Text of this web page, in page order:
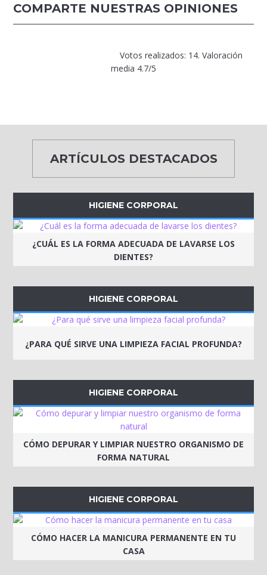
COMPARTE NUESTRAS OPINIONES
Votos realizados: 14. Valoración
media 4.7/5
ARTÍCULOS DESTACADOS
HIGIENE CORPORAL
¿CUÁL ES LA FORMA ADECUADA DE LAVARSE LOS
DIENTES?
HIGIENE CORPORAL
¿PARA QUÉ SIRVE UNA LIMPIEZA FACIAL PROFUNDA?
HIGIENE CORPORAL
CÓMO DEPURAR Y LIMPIAR NUESTRO ORGANISMO DE
FORMA NATURAL
HIGIENE CORPORAL
CÓMO HACER LA MANICURA PERMANENTE EN TU
CASA